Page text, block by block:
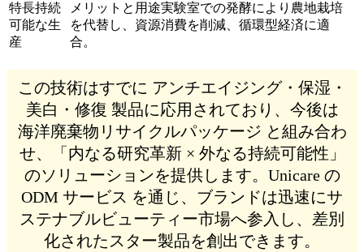
持続
可能な生
産
実験室での発酵により農地栽培
を代替し、資源消費を削減、循環型経済に適
合。
この技術はすでに アンチエイジング・保湿・
美白・修復 製品に応用されており、今後は
海洋廃棄物リサイクルパッケージ と組み合わ
せ、「内なる研究革新 × 外なる持続可能性」
のソリューションを提供します。Unicare の
ODM サービス を通じ、ブランドは迅速にサ
ステナブルビューティー市場へ参入し、差別
化されたスター製品を創出できます。